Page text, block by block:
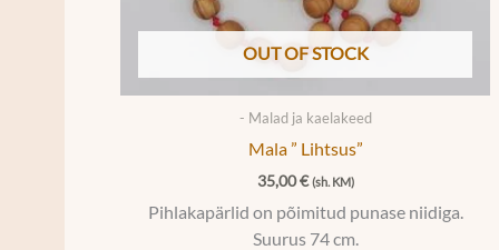
OUT OF STOCK
- Malad ja kaelakeed
Mala ” Lihtsus”
35,00€ (sh. KM)
Pihlakapärlid on põimitud punase niidiga.
Suurus 74 cm.